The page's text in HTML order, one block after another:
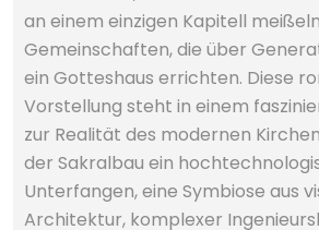
an einem einzigen Kapitell
Gemeinschaften, die über
ein Gotteshaus errichten. Diese
Vorstellung steht in einem
zur Realität des modernen
der Sakralbau ein
Unterfangen, eine Symbiose aus
Architektur, komplexer